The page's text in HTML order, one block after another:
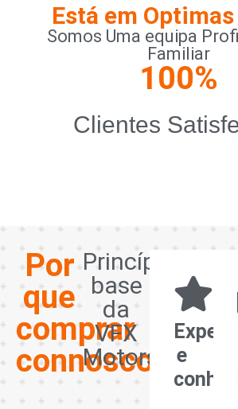
Está em
Somos Uma equipa
Familiar
Clientes
100%
Por
que
comprar
connosco?
Princípios
base
da
VFX
Motors
e